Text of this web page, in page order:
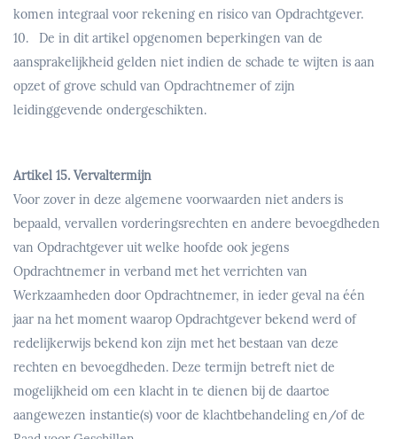
komen integraal voor rekening en risico van Opdrachtgever.
10. De in dit artikel opgenomen beperkingen van de
aansprakelijkheid gelden niet indien de schade te wijten is aan
opzet of grove schuld van Opdrachtnemer of zijn
leidinggevende ondergeschikten.
Artikel 15. Vervaltermijn
Voor zover in deze algemene voorwaarden niet anders is
bepaald, vervallen vorderingsrechten en andere bevoegdheden
van Opdrachtgever uit welke hoofde ook jegens
Opdrachtnemer in verband met het verrichten van
Werkzaamheden door Opdrachtnemer, in ieder geval na één
jaar na het moment waarop Opdrachtgever bekend werd of
redelijkerwijs bekend kon zijn met het bestaan van deze
rechten en bevoegdheden. Deze termijn betreft niet de
mogelijkheid om een klacht in te dienen bij de daartoe
aangewezen instantie(s) voor de klachtbehandeling en/of de